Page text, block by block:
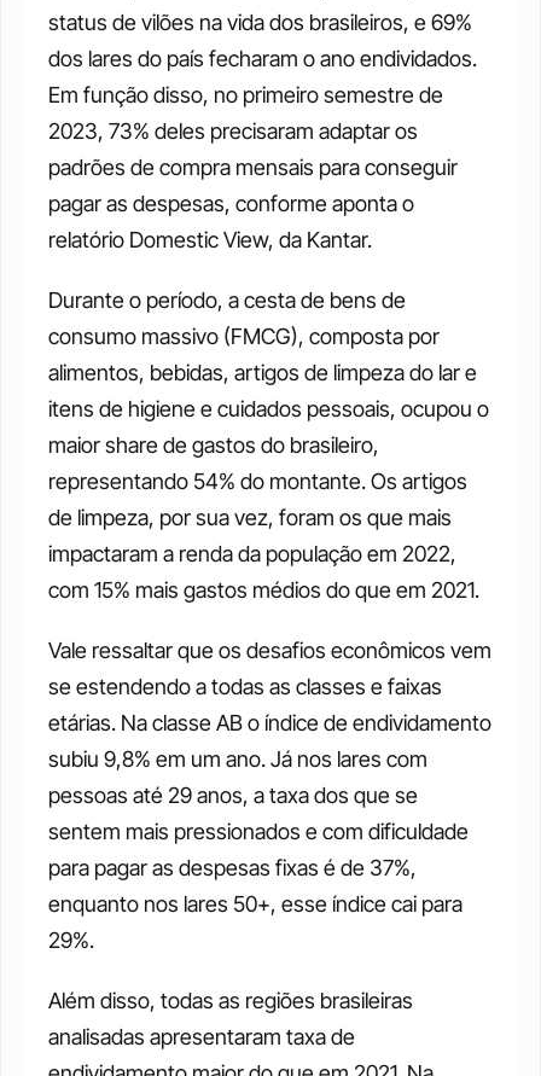
status de vilões na vida dos brasileiros, e 69%
dos lares do país fecharam o ano endividados.
Em função disso, no primeiro semestre de
2023, 73% deles precisaram adaptar os
padrões de compra mensais para conseguir
pagar as despesas, conforme aponta o
relatório Domestic View, da Kantar.
Durante o período, a cesta de bens de
consumo massivo (FMCG), composta por
alimentos, bebidas, artigos de limpeza do lar e
itens de higiene e cuidados pessoais, ocupou o
maior share de gastos do brasileiro,
representando 54% do montante. Os artigos
de limpeza, por sua vez, foram os que mais
impactaram a renda da população em 2022,
com 15% mais gastos médios do que em 2021.
Vale ressaltar que os desafios econômicos vem
se estendendo a todas as classes e faixas
etárias. Na classe AB o índice de endividamento
subiu 9,8% em um ano. Já nos lares com
pessoas até 29 anos, a taxa dos que se
sentem mais pressionados e com dificuldade
para pagar as despesas fixas é de 37%,
enquanto nos lares 50+, esse índice cai para
29%.
Além disso, todas as regiões brasileiras
analisadas apresentaram taxa de